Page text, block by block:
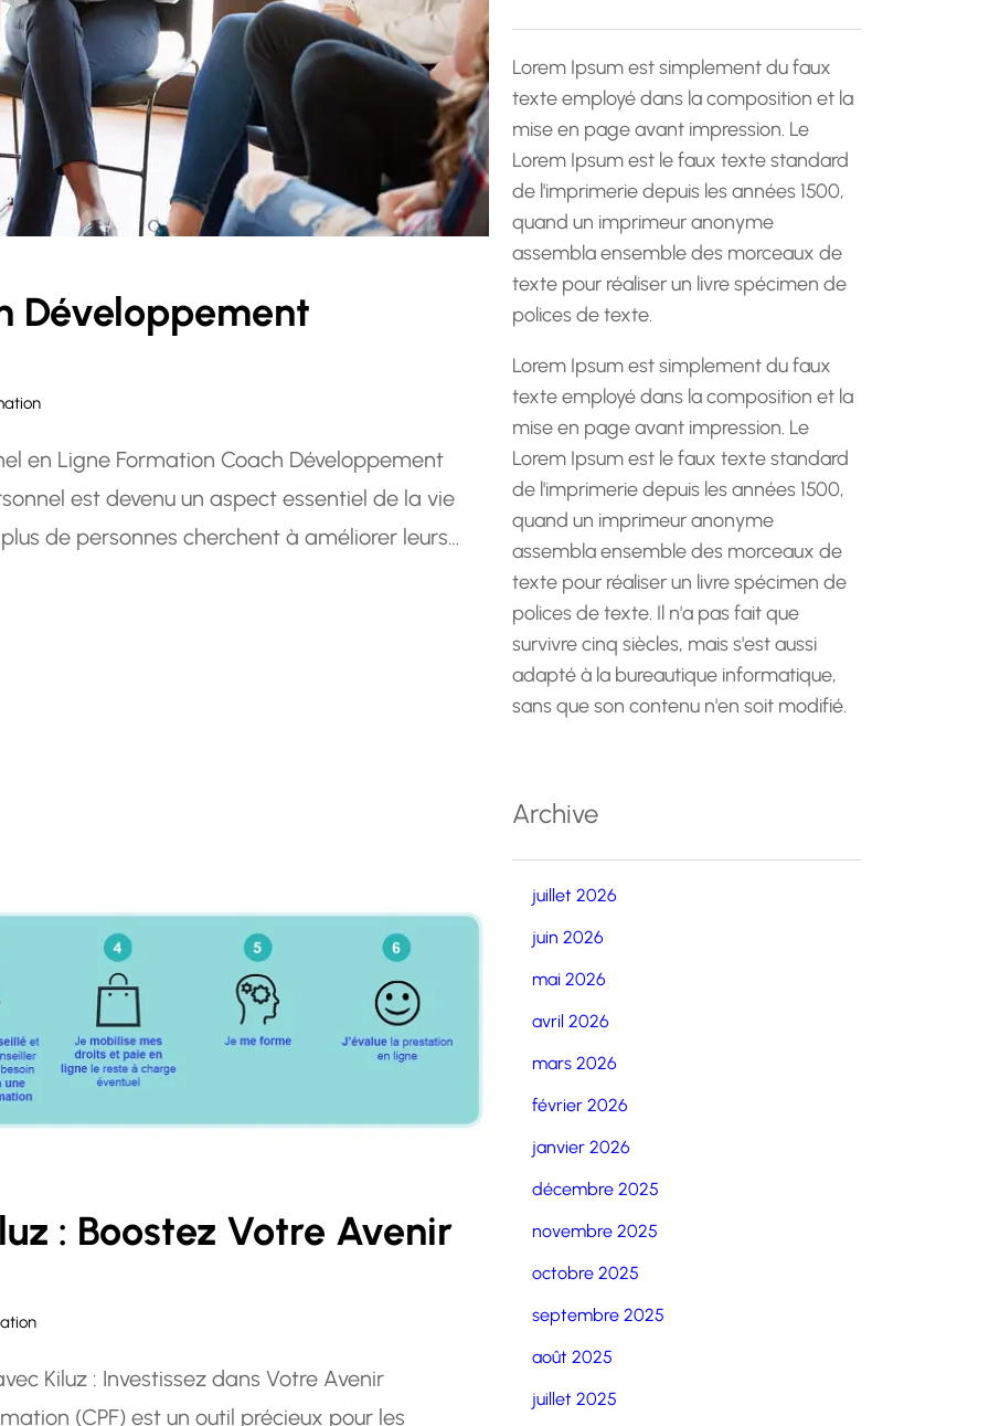
Développement
en Ligne Formation Coach Développement
est devenu un aspect essentiel de la vie
de personnes cherchent à améliorer leurs
développement personnel…
: Boostez Votre Avenir
Kiluz : Investissez dans Votre Avenir
(CPF) est un outil précieux pour les
h
e
Lorem Ipsum est simplement du faux
texte employé dans la composition et la
mise en page avant impression. Le
Lorem Ipsum est le faux texte standard
de l'imprimerie depuis les années 1500,
quand un imprimeur anonyme
assembla ensemble des morceaux de
texte pour réaliser un livre spécimen de
polices de texte.
Lorem Ipsum est simplement du faux
texte employé dans la composition et la
mise en page avant impression. Le
Lorem Ipsum est le faux texte standard
de l'imprimerie depuis les années 1500,
quand un imprimeur anonyme
assembla ensemble des morceaux de
texte pour réaliser un livre spécimen de
polices de texte. Il n'a pas fait que
survivre cinq siècles, mais s'est aussi
adapté à la bureautique informatique,
sans que son contenu n'en soit modifié.
Archive
juillet 2026
juin 2026
mai 2026
avril 2026
mars 2026
février 2026
janvier 2026
décembre 2025
novembre 2025
octobre 2025
septembre 2025
août 2025
juillet 2025